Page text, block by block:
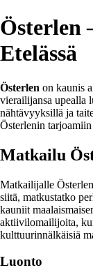
Österlen
Etelässä
Österlen on kaunis
vierailijansa upealla
nähtävyyksillä ja
Österlenin
Matkailu
Matkailijalle
siitä, matkustatko
kauniit
aktiivilomailijoita,
kulttuurinnälkäisiä
Luonto